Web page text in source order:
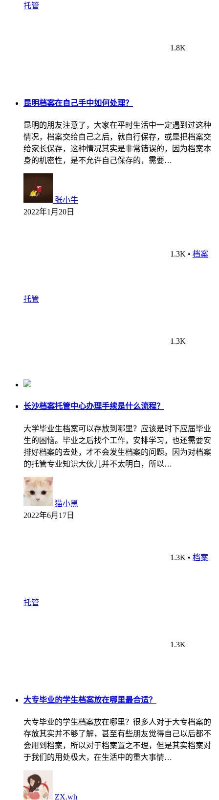
托管
1.8K
昆明档案在自己手中如何处理？
昆明的朋友注意了，大家在平时生活中一定遇到过这种
情况，档案交给自己之后，就自行保存，或是把档案交
给家长保存，这种情况其实是非常错误的，因为档案本
身的机密性，是不允许自己保存的，需要…
张小牛
2022年1月20日
1.3K • 档案
托管
1.3K
长沙档案托管中心办理手续是什么流程？
大学毕业生档案可以存放到哪里？应该是时下应届毕业
生的困恼。毕业之后找个工作，安排学习，也还需要安
排好档案的去处，才不会发生档案的问题。因为对档案
的托管专业知识大伙儿并不太明白，所以…
猫小黑
2022年6月17日
1.3K • 档案
托管
1.3K
大专毕业的学生档案放在哪里最合适？
大专毕业的学生档案放在哪里？很多人对于大专档案的
存放其实并不够了解，甚至有些朋友觉得自己以后都不
会用到档案，所以对于档案置之不理，但是其实档案对
于我们的用处极大，在生活中的重大事情…
ZX.wh